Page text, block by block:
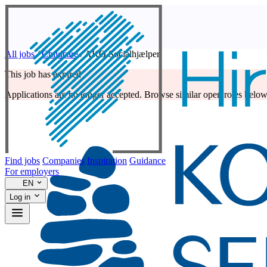
Find jobs Companies Inspiration Guidance
For employers
EN
Log in
All jobs / Childcare /AKO Socialhjælper
This job has expired
Applications are no longer accepted. Browse similar open roles